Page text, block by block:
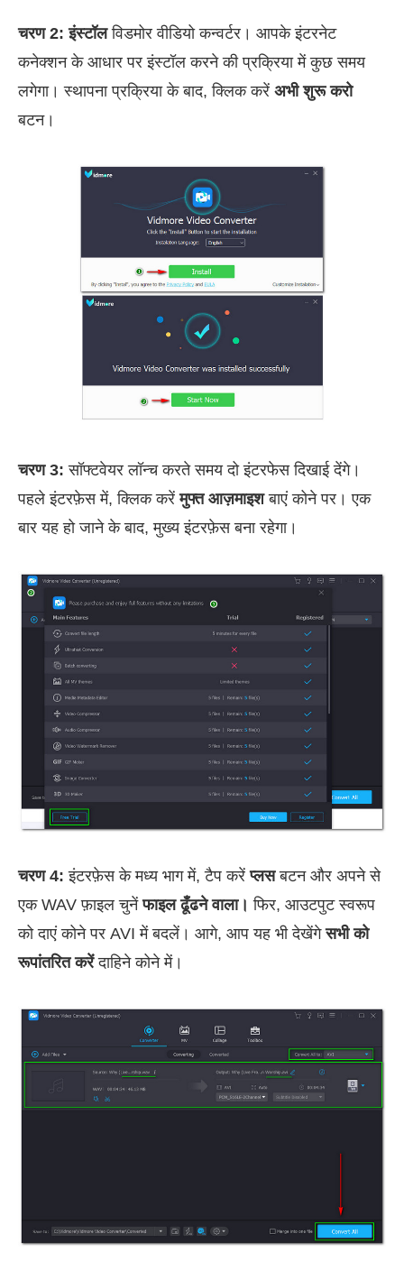
चरण 2: इंस्टॉलविडमोर वीडियो कन्वर्टर। आपके इंटरनेट
कनेक्शन के आधार पर इंस्टॉल करने की प्रक्रिया में कुछ समय
लगेगा। स्थापना प्रक्रिया के बाद, क्लिक करें अभी शुरू करो
बटन।
चरण 3: सॉफ्टवेयर लॉन्च करते समय दो इंटरफेस दिखाई देंगे।
पहले इंटरफ़ेस में, क्लिक करेंमुफ्त आज़माइशबाएं कोने पर। एक
बार यह हो जाने के बाद, मुख्य इंटरफ़ेस बना रहेगा।
चरण 4: इंटरफ़ेस के मध्य भाग में, टैप करेंप्लसबटन और अपने से
एक WAV फ़ाइल चुनेंफाइल ढूँढने वाला। फिर, आउटपुट स्वरूप
को दाएं कोने पर AVI में बदलें। आगे, आप यह भी देखेंगेसभी को
रूपांतरित करेंदाहिने कोने में।